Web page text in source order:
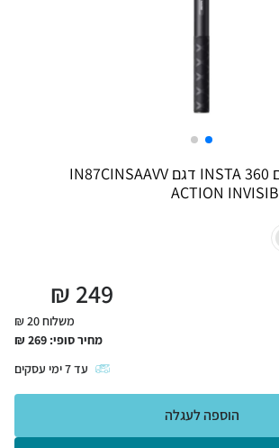
מוט סלפי אקסטרים INSTA 360 דגם IN87CINSAAVV
ACTION
249
₪
משלוח 20 ₪
מחיר סופי: 269
₪
עד7ימי עסקים
הוספה לעגלה